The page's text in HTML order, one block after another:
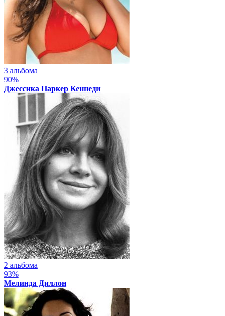
3 альбома
90%
Джессика Паркер Кеннеди
2 альбома
93%
Мелинда Диллон